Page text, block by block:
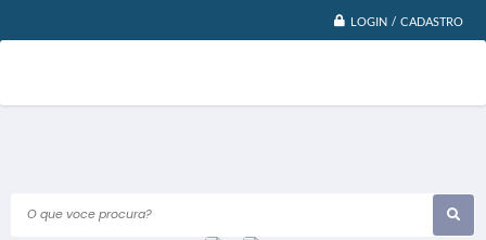
LOGIN / CADASTRO
O que voce procura?